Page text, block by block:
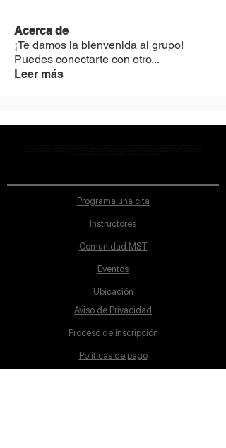
Acerca de
¡Te damos la bienvenida al grupo!
Puedes conectarte con otro...
Leer más
Programa una cita
Instructores
Comunidad MST
Eventos
Ubicación
Aviso de Privacidad
Proceso de inscripción
Políticas de pago